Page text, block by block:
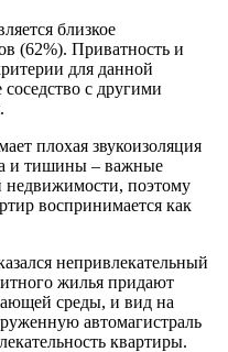
близкое
(62%). Приватность и
для данной
с другими
плохая звукоизоляция
и тишины – важные
недвижимости, поэтому
воспринимается как
непривлекательный
жилья придают
среды, и вид на
автомагистраль
квартиры.